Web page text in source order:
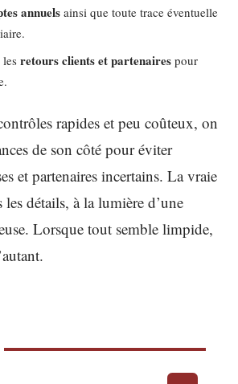
annuels ainsi que toute trace éventuelle
les retours clients et partenaires pour
rapides et peu coûteux, on
de son côté pour éviter
et partenaires incertains. La vraie
détails, à la lumière d’une
Lorsque tout semble limpide,